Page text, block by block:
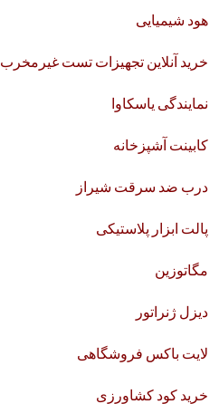
هود شیمیایی
خرید آنلاین تجهیزات تست غیرمخرب NDT
نمایندگی یاسکاوا
کابینت آشپزخانه
درب ضد سرقت شیراز
پالت ابزار پلاستیکی
مگاتوزین
دیزل ژنراتور
لایت باکس فروشگاهی
خرید کود کشاورزی